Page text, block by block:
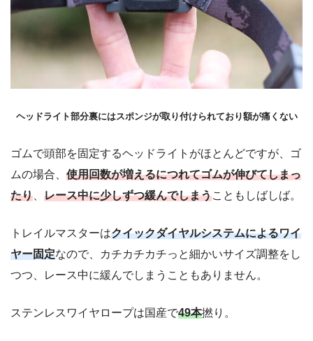
ヘッドライト部分裏にはスポンジが取り付けられており額が痛くない
ゴムで頭部を固定するヘッドライトがほとんどですが、ゴ
ムの場合、 使用回数が増えるにつれてゴムが伸びてしまっ
たり
レース中に少しずつ緩んでしまうこともしばしば。
トレイルマスターはクイックダイヤルシステムによるワイ
ヤー固定なので、カチカチカチっと細かいサイズ調整をし
つつ、レース中に緩んでしまうこともありません。
ステンレスワイヤロープは国産で49本撚り。